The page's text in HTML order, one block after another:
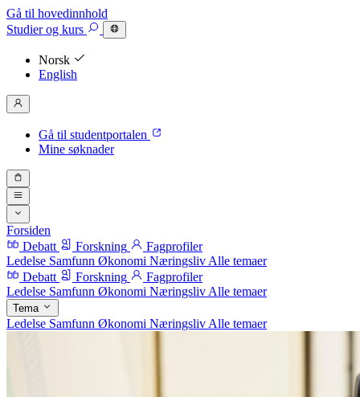
Gå til hovedinnhold
Studierog kurs
Norsk
English
Gå til studentportalen
Mine søknader
Forsiden
Debatt
Forskning
Fagprofiler
Ledelse Samfunn Økonomi Næringsliv Alle temaer
Debatt
Forskning
Fagprofiler
Ledelse Samfunn Økonomi Næringsliv Alle temaer
Tema
Ledelse Samfunn Økonomi Næringsliv Alle temaer